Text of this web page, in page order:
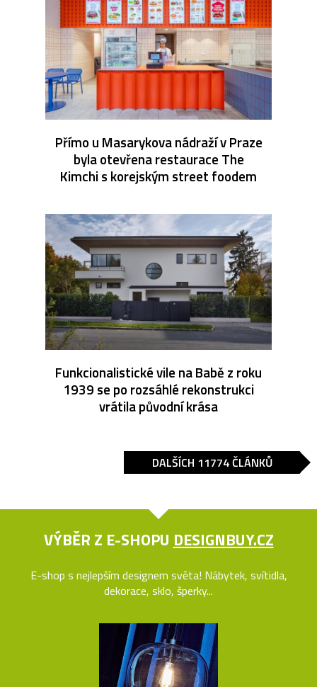
Přímo u Masarykova nádraží v Praze
byla otevřena restaurace The
Kimchi s korejským street foodem
Funkcionalistické vile na Babě z roku
1939 se po rozsáhlé rekonstrukci
vrátila původní krása
DALŠÍCH 11774 ČLÁNKŮ
VÝBĚR Z E-SHOPU DESIGNBUY.CZ
E-shop s nejlepším designem světa! Nábytek, svítidla,
dekorace, sklo, šperky...